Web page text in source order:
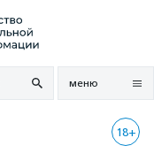
меню
18+